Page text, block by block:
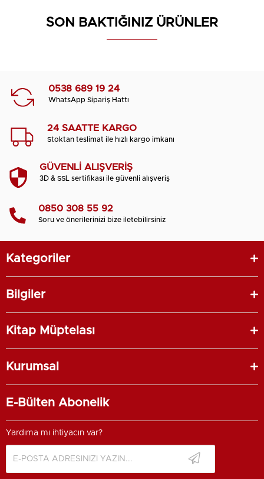
SON BAKTIĞINIZ ÜRÜNLER
0538 689 19 24
WhatsApp Sipariş Hattı
24 SAATTE KARGO
Stoktan teslimat ile hızlı kargo imkanı
GÜVENLİ ALIŞVERİŞ
3D & SSL sertifikası ile güvenli alışveriş
0850 308 55 92
Soru ve önerilerinizi bize iletebilirsiniz
Kategoriler
Bilgiler
Kitap Müptelası
Kurumsal
E-Bülten Abonelik
Yardıma mı ihtiyacın var?